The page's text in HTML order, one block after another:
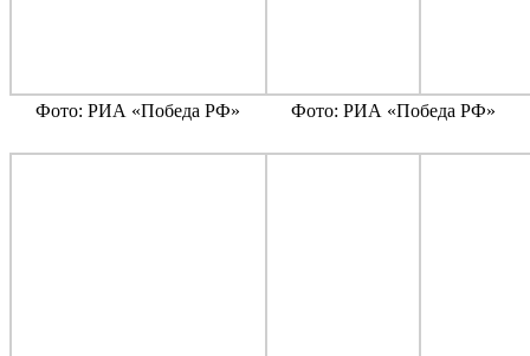
Фото: РИА «Победа РФ» Фото: РИА «Победа РФ»